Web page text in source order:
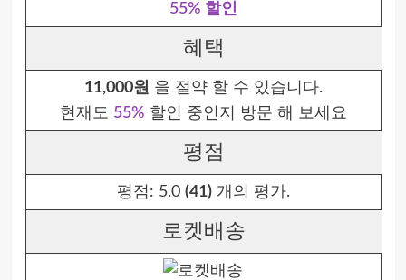
55% 할인
혜택
11,000원 을 절약 할 수 있습니다.
현재도 55% 할인 중인지 방문 해 보세요
평점
평점: 5.0 (41)개의 평가.
로켓배송